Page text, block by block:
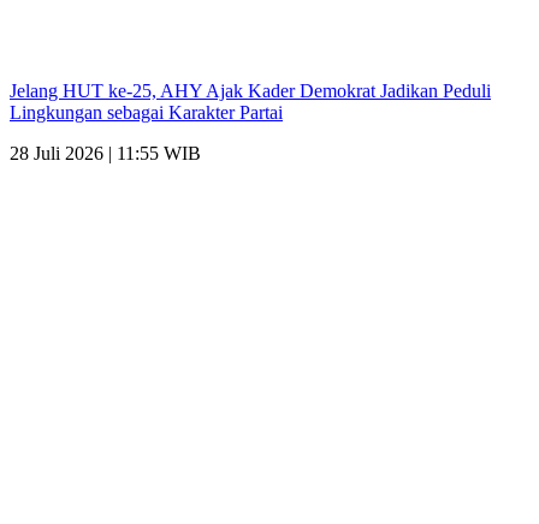
Jelang HUT ke-25, AHY Ajak Kader Demokrat Jadikan Peduli
Lingkungan sebagai Karakter Partai
28 Juli 2026 | 11:55 WIB